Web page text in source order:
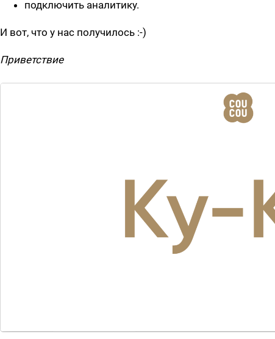
подключить аналитику.
И вот, что у нас получилось :-)
Приветствие